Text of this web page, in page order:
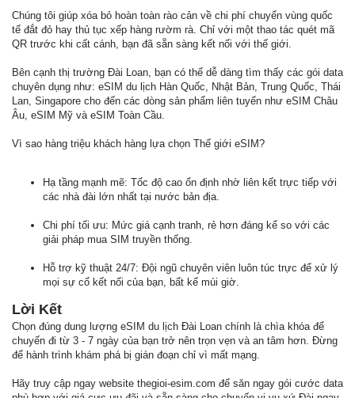
Chúng tôi giúp xóa bỏ hoàn toàn rào cản về chi phí chuyển vùng quốc
tế đắt đỏ hay thủ tục xếp hàng rườm rà. Chỉ với một thao tác quét mã
QR trước khi cất cánh, bạn đã sẵn sàng kết nối với thế giới.
Bên cạnh thị trường Đài Loan, bạn có thể dễ dàng tìm thấy các gói data
chuyên dụng như: eSIM du lịch Hàn Quốc, Nhật Bản, Trung Quốc, Thái
Lan, Singapore cho đến các dòng sản phẩm liên tuyến như eSIM Châu
Âu, eSIM Mỹ và eSIM Toàn Cầu.
Vì sao hàng triệu khách hàng lựa chọn Thế giới eSIM?
Hạ tầng mạnh mẽ: Tốc độ cao ổn định nhờ liên kết trực tiếp với
các nhà đài lớn nhất tại nước bản địa.
Chi phí tối ưu: Mức giá cạnh tranh, rẻ hơn đáng kể so với các
giải pháp mua SIM truyền thống.
Hỗ trợ kỹ thuật 24/7: Đội ngũ chuyên viên luôn túc trực để xử lý
mọi sự cố kết nối của bạn, bất kể múi giờ.
Lời Kết
Chọn đúng dung lượng eSIM du lịch Đài Loan chính là chìa khóa để
chuyến đi từ 3 - 7 ngày của bạn trở nên trọn vẹn và an tâm hơn. Đừng
để hành trình khám phá bị gián đoạn chỉ vì mất mạng.
Hãy truy cập ngay website thegioi-esim.com để săn ngay gói cước data